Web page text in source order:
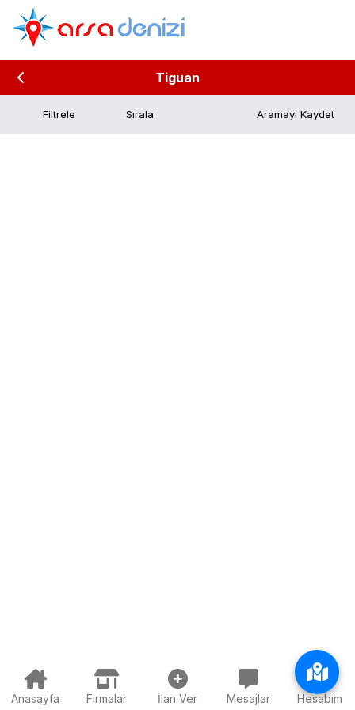
Tiguan
Filtrele Aramayı Kaydet
Anasayfa Firmalar İlan Ver Mesajlar Hesabım